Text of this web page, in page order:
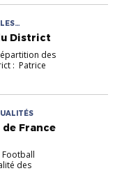
District
des
: Patrice
de France
Football
des